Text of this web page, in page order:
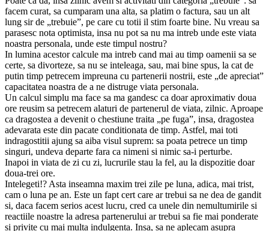
facem curat, sa cumparam una alta, sa platim o factura, sau un alt
lung sir de „trebuie”, pe care cu totii il stim foarte bine. Nu vreau sa
parasesc nota optimista, insa nu pot sa nu ma intreb unde este viata
noastra personala, unde este timpul nostru?
In lumina acestor calcule ma intreb cand mai au timp oamenii sa se
certe, sa divorteze, sa nu se inteleaga, sau, mai bine spus, la cat de
putin timp petrecem impreuna cu partenerii nostrii, este „de apreciat”
capacitatea noastra de a ne distruge viata personala.
Un calcul simplu ma face sa ma gandesc ca doar aproximativ doua
ore reusim sa petrecem alaturi de partenerul de viata, zilnic. Aproape
ca dragostea a devenit o chestiune traita „pe fuga”, insa, dragostea
adevarata este din pacate conditionata de timp. Astfel, mai toti
indragostitii ajung sa aiba visul suprem: sa poata petrece un timp
singuri, undeva departe fara ca nimeni si nimic sa-i perturbe.
Inapoi in viata de zi cu zi, lucrurile stau la fel, au la dispozitie doar
doua-trei ore.
Intelegeti!? Asta inseamna maxim trei zile pe luna, adica, mai trist,
cam o luna pe an. Este un fapt cert care ar trebui sa ne dea de gandit
si, daca facem serios acest lucru, cred ca unele din nemultumirile si
reactiile noastre la adresa partenerului ar trebui sa fie mai ponderate
si privite cu mai multa indulgenta. Insa, sa ne aplecam asupra